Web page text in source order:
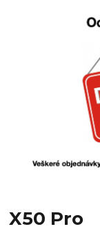
X50 Pro